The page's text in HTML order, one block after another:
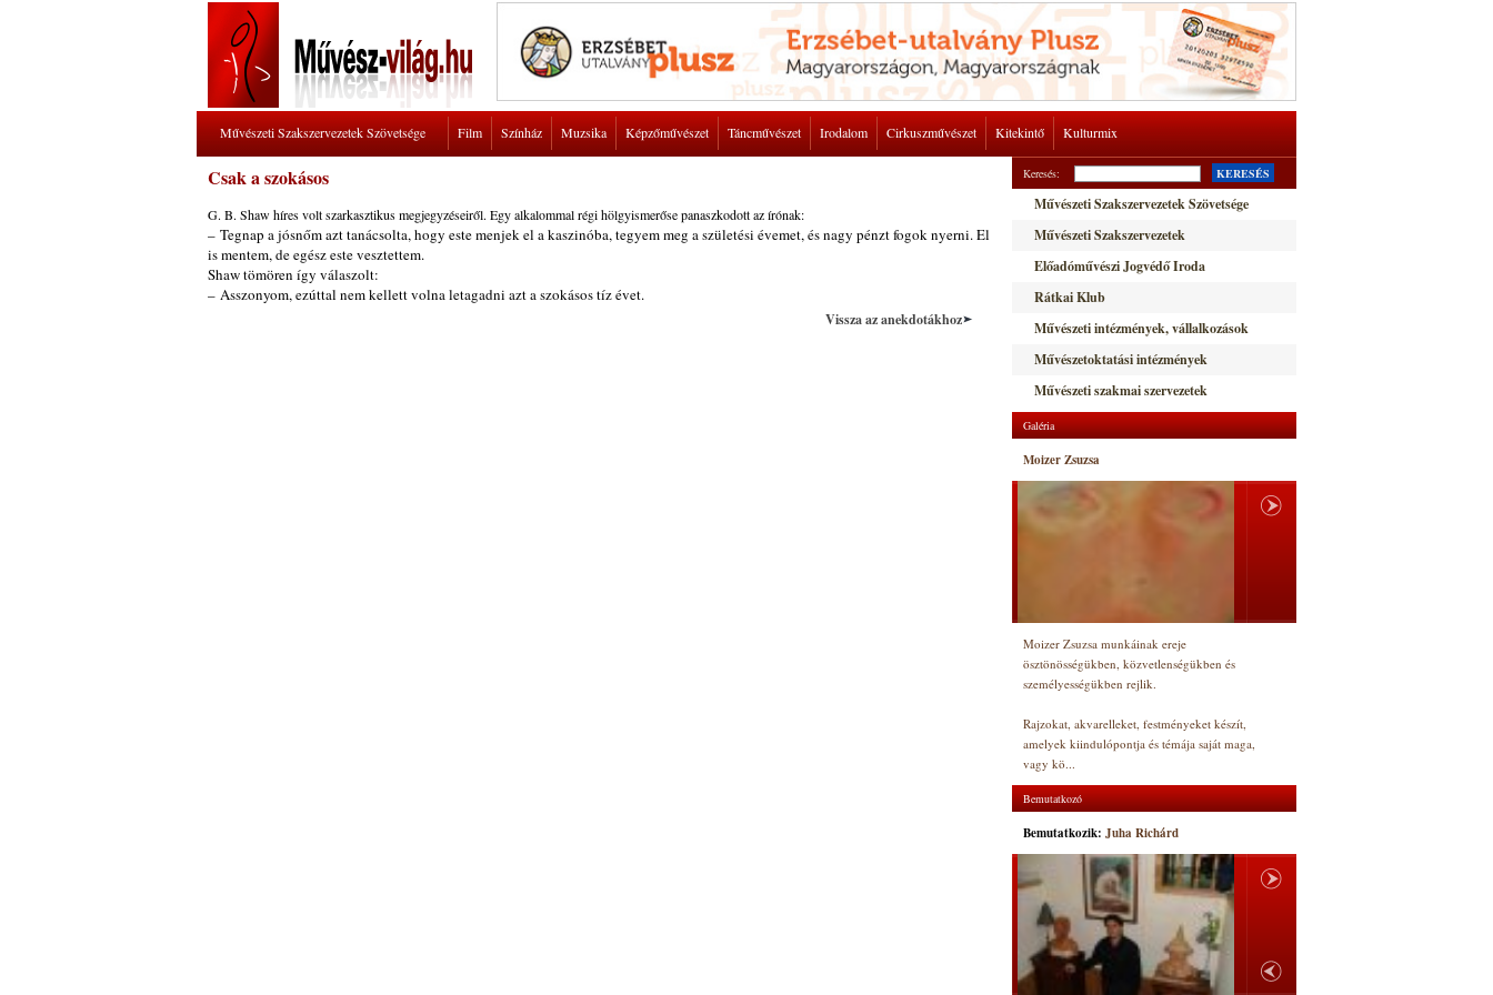
Művészeti Szakszervezetek Szövetsége Film Színház Muzsika Képzőművészet Táncművészet Irodalom Cirkuszművészet Kitekintő Kulturmix
Csak a szokásos
G. B. Shaw híres volt szarkasztikus megjegyzéseiről. Egy alkalommal régi hölgyismerőse panaszkodott az írónak:
– Tegnap a jósnőm azt tanácsolta, hogy este menjek el a kaszinóba, tegyem meg a születési évemet, és nagy pénzt fogok nyerni. El
is mentem, de egész este vesztettem.
Shaw tömören így válaszolt:
– Asszonyom, ezúttal nem kellett volna letagadni azt a szokásos tíz évet.
Vissza az anekdotákhoz
Keresés: KERESÉS
Művészeti Szakszervezetek Szövetsége
Művészeti Szakszervezetek
Előadóművészi Jogvédő Iroda
Rátkai Klub
Művészeti intézmények, vállalkozások
Művészetoktatási intézmények
Művészeti szakmai szervezetek
Galéria
Moizer Zsuzsa
Moizer Zsuzsa munkáinak ereje
ösztönösségükben, közvetlenségükben és
személyességükben rejlik.
Rajzokat, akvarelleket, festményeket készít,
amelyek kiindulópontja és témája saját maga,
vagy kö...
Bemutatkozó
Bemutatkozik: Juha Richárd